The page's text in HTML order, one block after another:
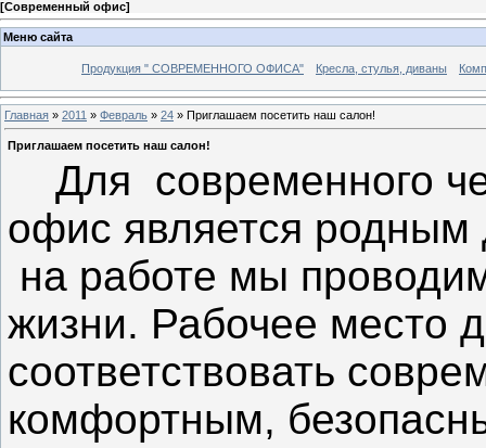
[Современный офис]
Меню сайта
Продукция " СОВРЕМЕННОГО ОФИСА" Кресла, стулья, диваны
Главная » 2011 » Февраль » 24 » Приглашаем посетить наш салон!
Приглашаем посетить наш салон!
Для современного
офис является
на работе мы
жизни. Рабочее место
соответствовать
комфортным,